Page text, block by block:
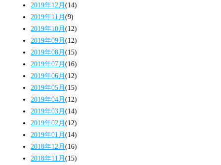
2019年12月(14)
2019年11月(9)
2019年10月(12)
2019年09月(12)
2019年08月(15)
2019年07月(16)
2019年06月(12)
2019年05月(15)
2019年04月(12)
2019年03月(14)
2019年02月(12)
2019年01月(14)
2018年12月(16)
2018年11月(15)